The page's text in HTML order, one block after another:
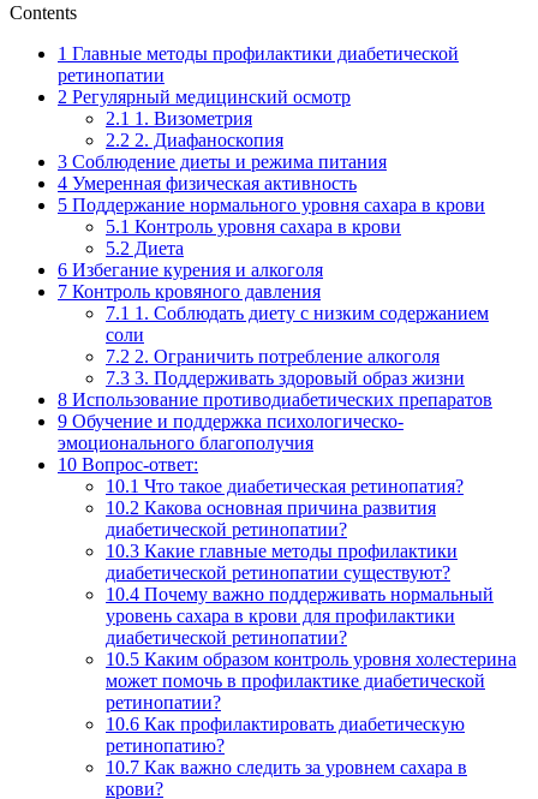
Contents
1 Главные методы профилактики диабетической
ретинопатии
2 Регулярный медицинский осмотр
2.1 1. Визометрия
2.2 2. Диафаноскопия
3 Соблюдение диеты и режима питания
4 Умеренная физическая активность
5 Поддержание нормального уровня сахара в крови
5.1 Контроль уровня сахара в крови
5.2 Диета
6 Избегание курения и алкоголя
7 Контроль кровяного давления
7.1 1. Соблюдать диету с низким содержанием
соли
7.2 2. Ограничить потребление алкоголя
7.3 3. Поддерживать здоровый образ жизни
8 Использование противодиабетических препаратов
9 Обучение и поддержка психологическо-
эмоционального благополучия
10 Вопрос-ответ:
10.1 Что такое диабетическая ретинопатия?
10.2 Какова основная причина развития
диабетической ретинопатии?
10.3 Какие главные методы профилактики
диабетической ретинопатии существуют?
10.4 Почему важно поддерживать нормальный
уровень сахара в крови для профилактики
диабетической ретинопатии?
10.5 Каким образом контроль уровня холестерина
может помочь в профилактике диабетической
ретинопатии?
10.6 Как профилактировать диабетическую
ретинопатию?
10.7 Как важно следить за уровнем сахара в
крови?